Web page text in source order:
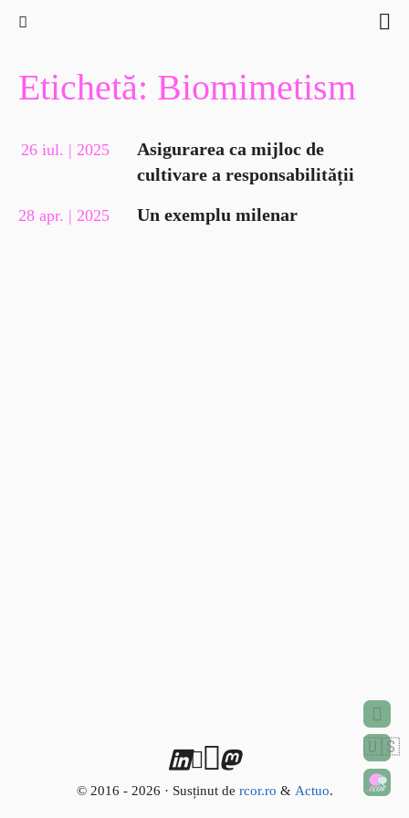
🇺🇸
Etichetă: Biomimetism
26 iul. | 2025
Asigurarea ca mijloc de
cultivare a responsabilității
28 apr. | 2025 Un exemplu milenar
© 2016 - 2026 · Susținut de rcor.ro & Actuo.